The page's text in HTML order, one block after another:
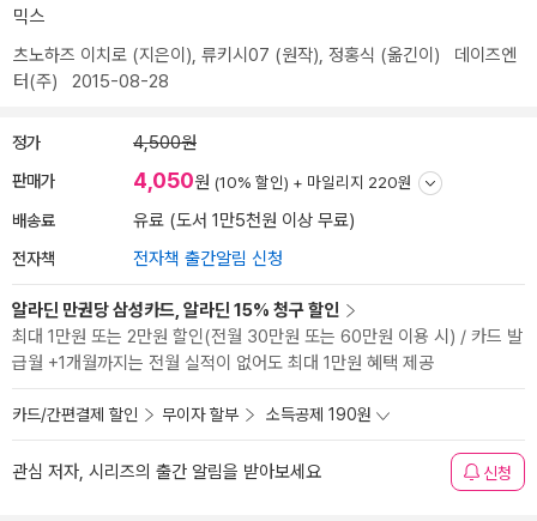
믹스
츠노하즈 이치로 (지은이), 류키시07 (원작), 정홍식 (옮긴이) 데이즈엔
터(주) 2015-08-28
정가 4,500원
판매가 4,050원 (10% 할인) + 마일리지 220원
배송료 유료 (도서 1만5천원 이상 무료)
전자책 전자책 출간알림 신청
알라딘 만권당 삼성카드, 알라딘 15% 청구 할인
최대 1만원 또는 2만원 할인(전월 30만원 또는 60만원 이용 시) / 카드 발
급월 +1개월까지는 전월 실적이 없어도 최대 1만원 혜택 제공
카드/간편결제 할인 무이자 할부 소득공제 190원
관심 저자, 시리즈의 출간 알림을 받아보세요 신청